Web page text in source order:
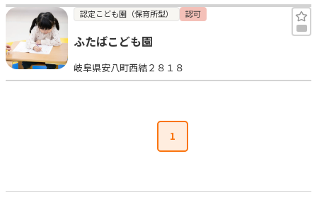
認定こども園（保育所型） 認可
ふたばこども園
岐阜県安八町西結２８１８
1